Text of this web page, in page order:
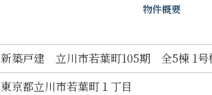
物件概要
新築戸建 立川市若葉町105期 全5棟 1号
東京都立川市若葉町１丁目